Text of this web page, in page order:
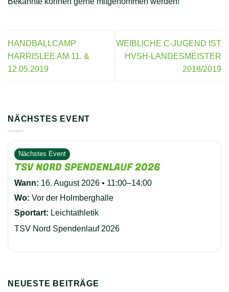
HANDBALLCAMP
HARRISLEE AM 11. &
12.05.2019
WEIBLICHE C-JUGEND IST
HVSH-LANDESMEISTER
2018/2019
NÄCHSTES EVENT
Nächstes Event
TSV NORD SPENDENLAUF 2026
Wann: 16. August 2026 • 11:00–14:00
Wo: Vor der Holmberghalle
Sportart: Leichtathletik
TSV Nord Spendenlauf 2026
NEUESTE BEITRÄGE